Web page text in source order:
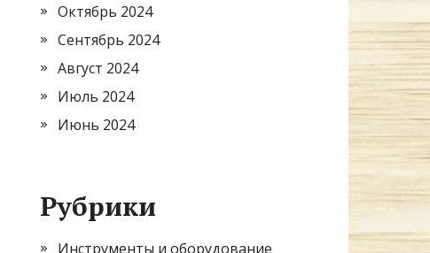
Октябрь 2024
Сентябрь 2024
Август 2024
Июль 2024
Июнь 2024
Рубрики
Инструменты и оборудование